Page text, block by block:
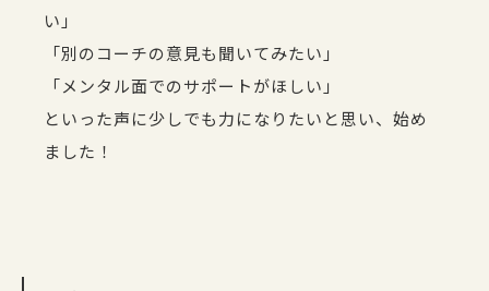
い」
「別のコーチの意見も聞いてみたい」
「メンタル面でのサポートがほしい」
といった声に少しでも力になりたいと思い、始め
ました！